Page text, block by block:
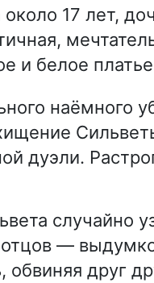
17 лет,
и белое
наёмного
дуэли.
случайно
—
друг